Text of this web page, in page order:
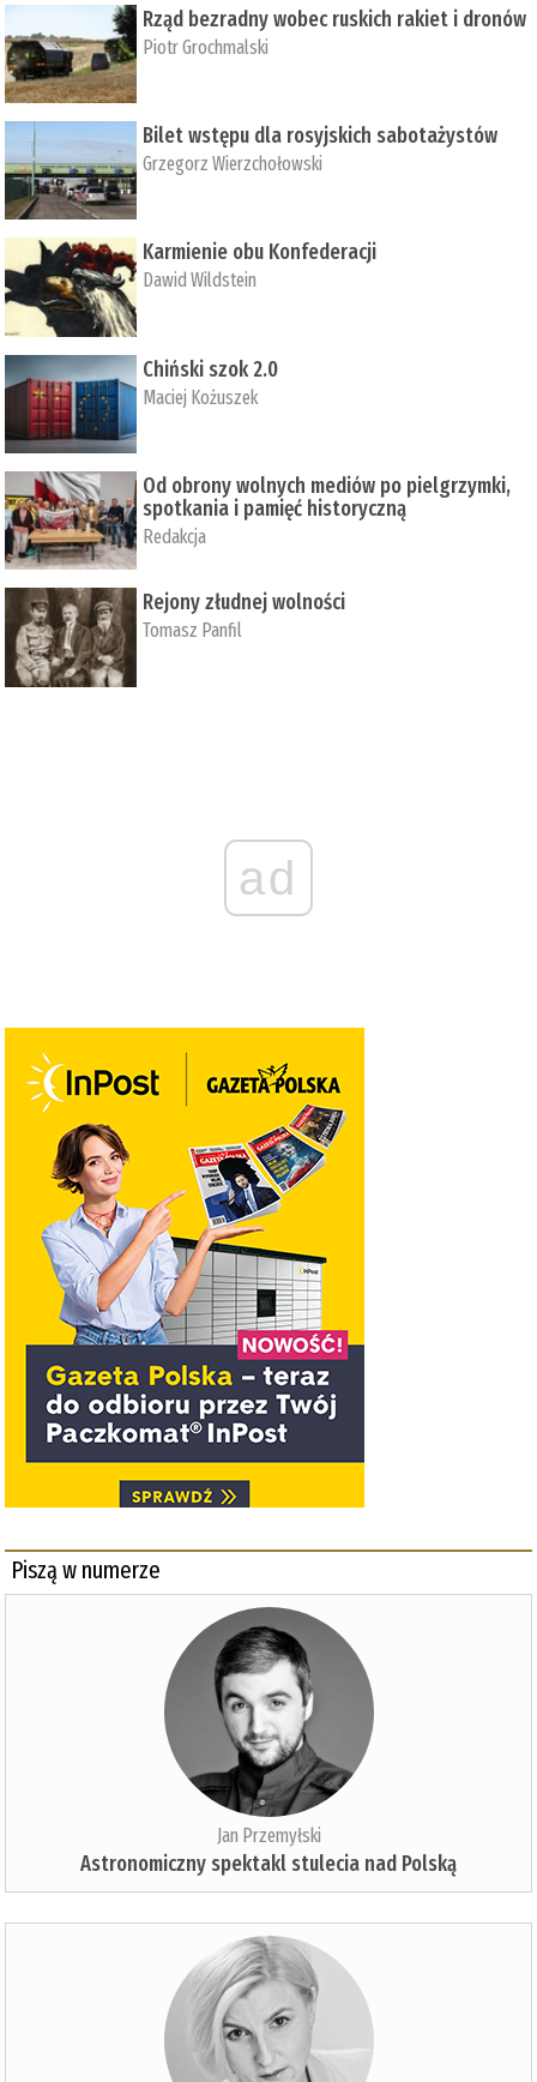
Rząd bezradny wobec ruskich rakiet i dronów
Piotr Grochmalski
Bilet wstępu dla rosyjskich sabotażystów
Grzegorz Wierzchołowski
Karmienie obu Konfederacji
Dawid Wildstein
Chiński szok 2.0
Maciej Kożuszek
Od obrony wolnych mediów po pielgrzymki,
spotkania i pamięć historyczną
Redakcja
Rejony złudnej wolności
Tomasz Panfil
ad
Piszą w numerze
Jan Przemyłski
Astronomiczny spektakl stulecia nad Polską